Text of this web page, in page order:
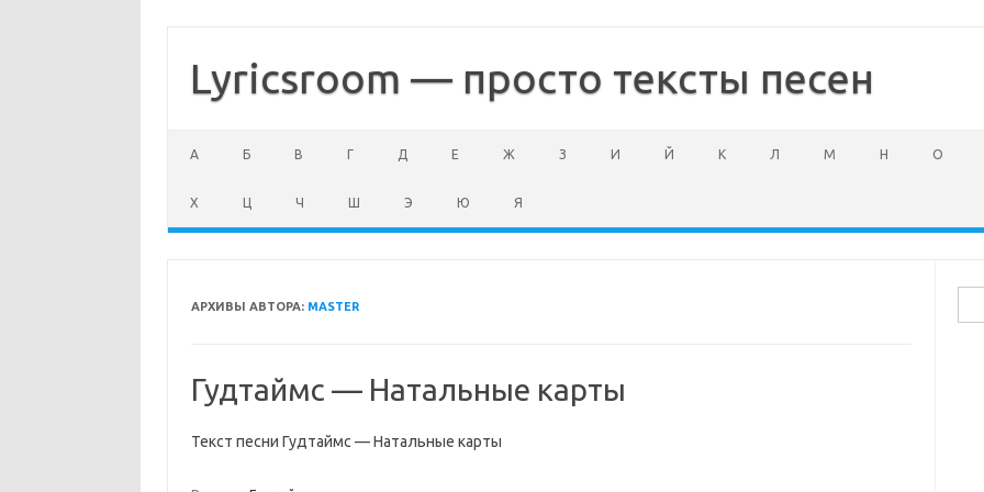
содержимому
Lyricsroom — просто тексты песен
А Б В Г Д Е Ж З И Й К Л М Н О
Х Ц Ч Ш Э Ю Я
АРХИВЫ АВТОРА: MASTER
Гудтаймс — Натальные карты
Текст песни Гудтаймс — Натальные карты